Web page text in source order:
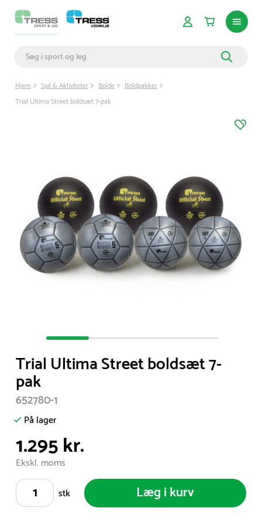
Hjem Spil & Aktiviteter Bolde
Boldpakker
Trial Ultima Street boldsæt 7-pak
of
4
Trial Ultima Street boldsæt 7-
pak
652780-1
På lager
1.295 kr.
Ekskl. moms
stk
Læg i kurv